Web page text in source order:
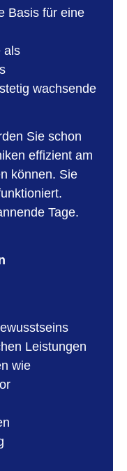
Basis für eine
als
wachsende
Sie schon
effizient am
können. Sie
Tage.
Leistungen
wie